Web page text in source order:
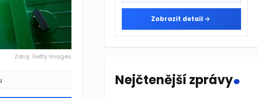
Zdroj: Getty Images
Zobrazit detail
Nejčtenější zprávy.